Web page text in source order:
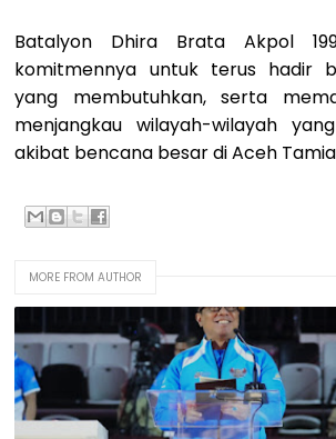
Batalyon Dhira Brata Akpol
komitmennya untuk terus hadir
yang membutuhkan, serta
menjangkau wilayah-wilayah
akibat bencana besar di Aceh
MORE FROM AUTHOR